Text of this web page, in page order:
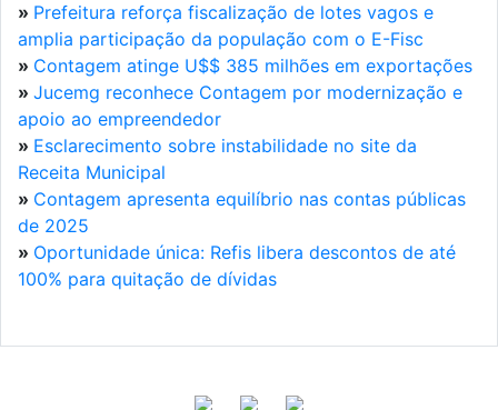
» Prefeitura reforça fiscalização de lotes vagos e
amplia participação da população com o E-Fisc
» Contagem atinge U$$ 385 milhões em exportações
» Jucemg reconhece Contagem por modernização e
apoio ao empreendedor
» Esclarecimento sobre instabilidade no site da
Receita Municipal
» Contagem apresenta equilíbrio nas contas públicas
de 2025
» Oportunidade única: Refis libera descontos de até
100% para quitação de dívidas